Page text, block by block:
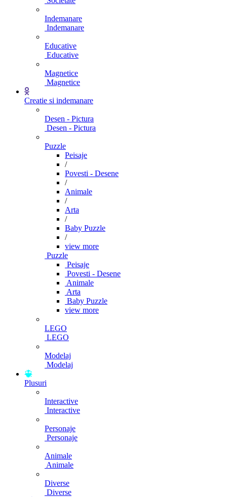
Indemanare
Indemanare
Educative
Educative
Magnetice
Magnetice
Creatie si indemanare
Desen - Pictura
Desen - Pictura
Puzzle
Peisaje
/
Povesti - Desene
/
Animale
/
Arta
/
Baby Puzzle
/
view more
Puzzle
Peisaje
Povesti - Desene
Animale
Arta
Baby Puzzle
view more
LEGO
LEGO
Modelaj
Modelaj
Plusuri
Interactive
Interactive
Personaje
Personaje
Animale
Animale
Diverse
Diverse